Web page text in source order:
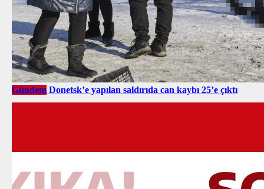
Gündem Donetsk’e yapılan saldırıda can kaybı 25’e çıktı